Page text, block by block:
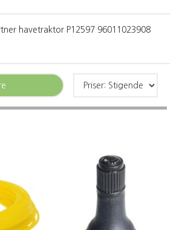
havetraktor P12597 96011023908